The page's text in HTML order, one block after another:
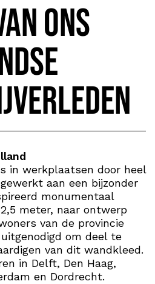
ons
in werkplaatsen door heel
aan een bijzonder
monumentaal
meter, naar ontwerp
van de provincie
om deel te
van dit wandkleed.
in Delft, Den Haag,
en Dordrecht.